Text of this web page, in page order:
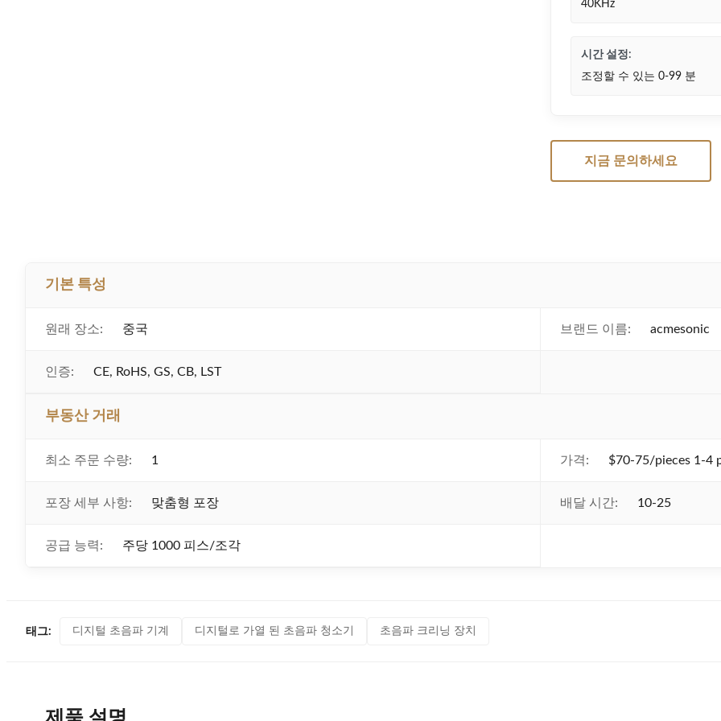
40KHz
시간 설정:
조정할 수 있는 0-99 분
지금 문의하세요
기본 특성
원래 장소: 중국 브랜드 이름: acmesonic
인증: CE, RoHS, GS, CB, LST
부동산 거래
최소 주문 수량: 1 가격: $70-75/pieces 1-4
포장 세부 사항: 맞춤형 포장 배달 시간: 10-25
공급 능력: 주당 1000 피스/조각
태그: 디지털 초음파 기계 디지털로 가열 된 초음파 청소기 초음파 크리닝 장치